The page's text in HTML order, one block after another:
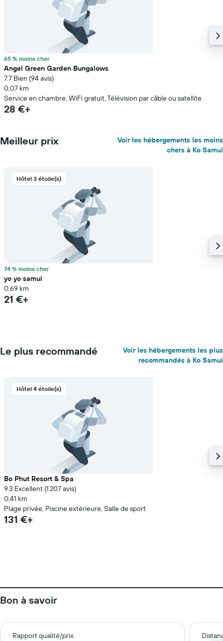
65 % moins cher
Angel Green Garden Bungalows
7.7 Bien (94 avis)
0,07 km
Service en chambre, WiFi gratuit, Télévision par câble ou satellite
28 €+
Meilleur prix
Voir les hébergements les moins
chers à Ko Samui
Hôtel 3 étoile(s)
74 % moins cher
yo yo samui
0,69 km
21 €+
Le plus recommandé
Voir les hébergements les plus
recommandés à Ko Samui
Hôtel 4 étoile(s)
Bo Phut Resort & Spa
9.3 Excellent (1 207 avis)
0,41 km
Plage privée, Piscine extérieure, Salle de sport
131 €+
Bon à savoir
Rapport qualité/prix